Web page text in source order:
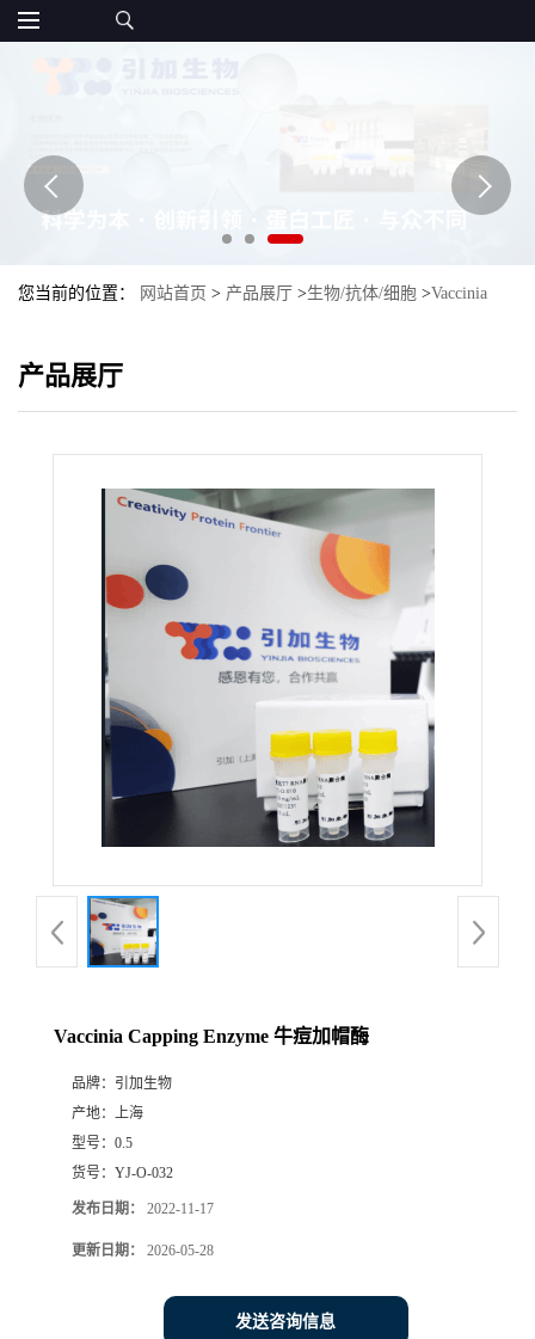
您当前的位置： 网站首页 > 产品展厅 >生物/抗体/细胞 >Vaccinia
产品展厅
Vaccinia Capping Enzyme 牛痘加帽酶
品牌： 引加生物
产地：
上海
型号： 0.5
货号： YJ-O-032
发布日期： 2022-11-17
更新日期： 2026-05-28
发送咨询信息